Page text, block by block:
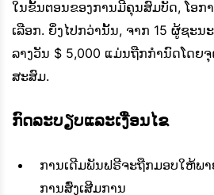
ໃນຂັ້ນຕອນຂອງການມີຄຸນສົມບັດ, ໂອກ
ເລືອກ. ຍິ່ງໄປກວ່ານັ້ນ, ຈາກ 15 ຜູ້ຊະນ
ລາງວັນ $ 5,000 ແມ່ນຖືກກໍານົດໂດຍ
ສະສົມ.
ກົດລະບຽບແລະເງື່ອນໄຂ
ການເດີມພັນຟຣີຈະຖືກມອບໃຫ້ພ
ການສົ່ງເສີມການ